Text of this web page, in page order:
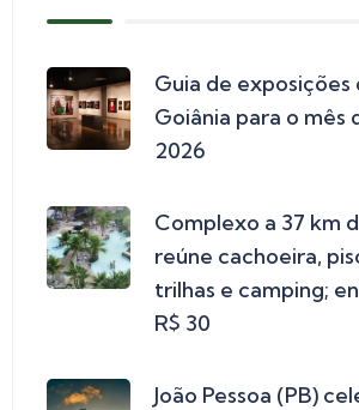
Guia de
Goiânia para o mês
2026
Complexo a 37 km
reúne cachoeira,
trilhas e camping;
R$ 30
João Pessoa (PB)